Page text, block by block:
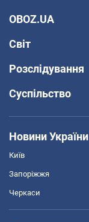
OBOZ.UA
Світ
Розслідування
Суспільство
Новини України
Київ
Запоріжжя
Черкаси